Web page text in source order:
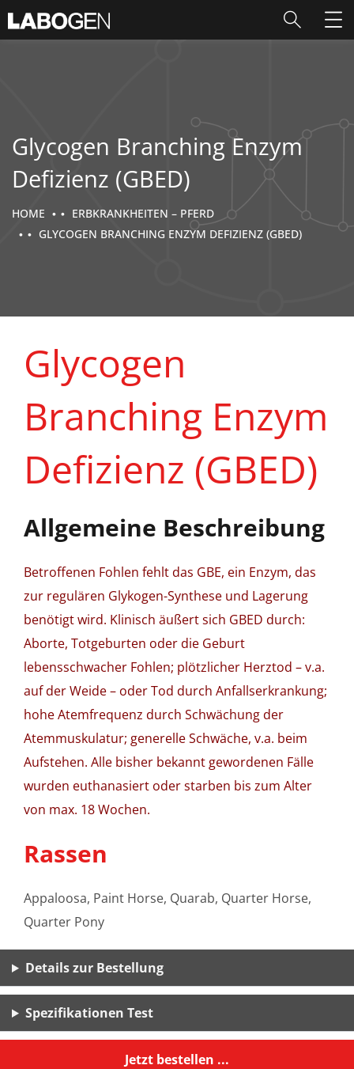
Glycogen Branching Enzym
Defizienz (GBED)
HOME
ERBKRANKHEITEN – PFERD
GLYCOGEN BRANCHING ENZYM DEFIZIENZ (GBED)
Glycogen
Branching Enzym
Defizienz (GBED)
Allgemeine Beschreibung
Betroffenen Fohlen fehlt das GBE, ein Enzym, das
zur regulären Glykogen-Synthese und Lagerung
benötigt wird. Klinisch äußert sich GBED durch:
Aborte, Totgeburten oder die Geburt
lebensschwacher Fohlen; plötzlicher Herztod – v.a.
auf der Weide – oder Tod durch Anfallserkrankung;
hohe Atemfrequenz durch Schwächung der
Atemmuskulatur; generelle Schwäche, v.a. beim
Aufstehen. Alle bisher bekannt gewordenen Fälle
wurden euthanasiert oder starben bis zum Alter
von max. 18 Wochen.
Rassen
Appaloosa, Paint Horse, Quarab, Quarter Horse,
Quarter Pony
Details zur Bestellung
Spezifikationen Test
Jetzt bestellen ...